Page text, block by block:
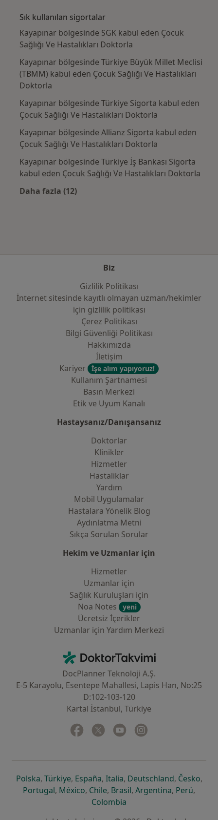
Sık kullanılan sigortalar
Kayapınar bölgesinde SGK kabul eden Çocuk
Sağlığı Ve Hastalıkları Doktorla
Kayapınar bölgesinde Türkiye Büyük Millet Meclisi
(TBMM) kabul eden Çocuk Sağlığı Ve Hastalıkları
Doktorla
Kayapınar bölgesinde Türkiye Sigorta kabul eden
Çocuk Sağlığı Ve Hastalıkları Doktorla
Kayapınar bölgesinde Allianz Sigorta kabul eden
Çocuk Sağlığı Ve Hastalıkları Doktorla
Kayapınar bölgesinde Türkiye İş Bankası Sigorta
kabul eden Çocuk Sağlığı Ve Hastalıkları Doktorla
Daha fazla (12)
Biz
Gizlilik Politikası
İnternet sitesinde kayıtlı olmayan uzman/hekimler
i̇çin gizlilik politikası
Çerez Politikası
Bilgi Güvenliği Politikası
Hakkımızda
İletişim
Kariyer
İşe alım yapıyoruz!
Kullanım Şartnamesi
Basın Merkezi
Etik ve Uyum Kanalı
Hastaysanız/Danışansanız
Doktorlar
Klinikler
Hizmetler
Hastaliklar
Yardım
Mobil Uygulamalar
Hastalara Yönelik Blog
Aydınlatma Metni
Sıkça Sorulan Sorular
Hekim ve Uzmanlar için
Hizmetler
Uzmanlar için
Sağlık Kuruluşları için
Noa Notes
yeni
Ücretsiz İçerikler
Uzmanlar için Yardım Merkezi
DoktorTakvimi - Ana Sayfa
DocPlanner Teknoloji A.Ş.
E-5 Karayolu, Esentepe Mahallesi, Lapis Han, No:25
D:102-103-120
Kartal İstanbul, Türkiye
Facebook
yeni bir sekmede açılır
Twitter
yeni bir sekmede açılır
Youtube
yeni bir sekmede açılır
Polskayeni bir sekmede açılır
, Türkiyeyeni bir sekmede açılır
, Españayeni bir sekmede açılır
, Italiayeni bir sekmede açılır
, Deutschlandyeni bir
, Českoyeni
,
Portugalyeni bir sekmede açılır
, Méxicoyeni bir sekmede açılır
, Chileyeni bir sekmede açılır
, Brasilyeni bir sekmede açılır
, Argentinayeni bir
, Perúyeni
,
Colombia